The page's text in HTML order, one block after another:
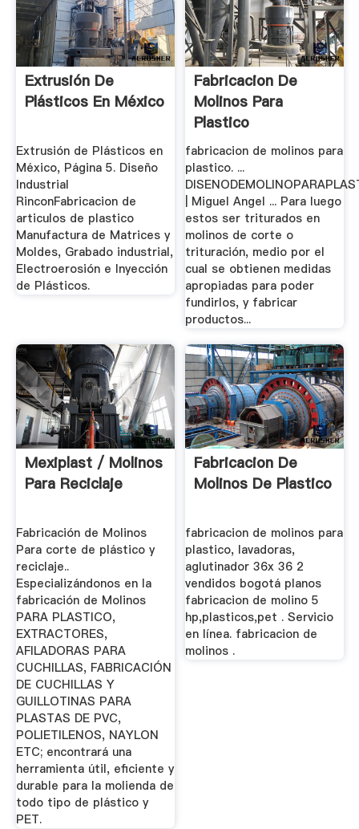
Extrusión De
Plásticos En México
Extrusión de Plásticos en
México, Página 5. Diseño
Industrial
RinconFabricacion de
articulos de plastico
Manufactura de Matrices y
Moldes, Grabado industrial,
Electroerosión e Inyección
de Plásticos.
Fabricacion De
Molinos Para
Plastico
fabricacion de molinos para
plastico. ...
| Miguel Angel ... Para luego
estos ser triturados en
molinos de corte o
trituración, medio por el
cual se obtienen medidas
apropiadas para poder
fundirlos, y fabricar
productos...
Mexiplast / Molinos
Para Reciclaje
Fabricación de Molinos
Para corte de plástico y
reciclaje..
Especializándonos en la
fabricación de Molinos
PARA PLASTICO,
EXTRACTORES,
AFILADORAS PARA
CUCHILLAS, FABRICACIÓN
DE CUCHILLAS Y
GUILLOTINAS PARA
PLASTAS DE PVC,
POLIETILENOS, NAYLON
ETC; encontrará una
herramienta útil, eficiente y
durable para la molienda de
todo tipo de plástico y
PET.
Fabricacion De
Molinos De Plastico
fabricacion de molinos para
plastico, lavadoras,
aglutinador 36x 36 2
vendidos bogotá planos
fabricacion de molino 5
hp,plasticos,pet . Servicio
en línea. fabricacion de
molinos .